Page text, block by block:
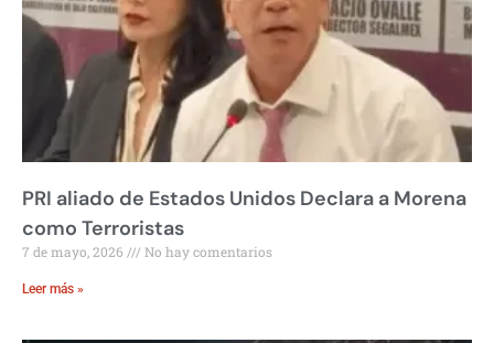
PRI aliado de Estados Unidos Declara a Morena
como Terroristas
7 de mayo, 2026 No hay comentarios
Leer más »